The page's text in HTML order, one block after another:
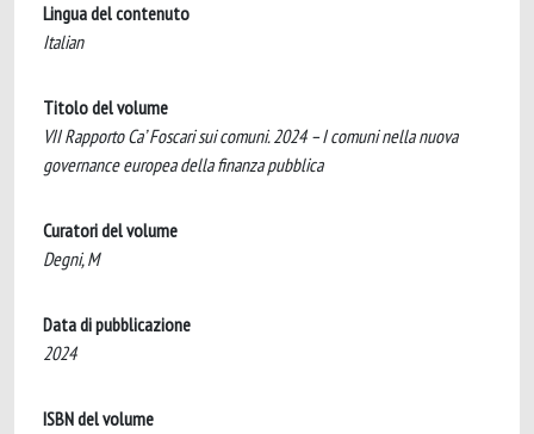
Lingua del contenuto
Italian
Titolo del volume
VII Rapporto Ca’ Foscari sui comuni. 2024 – I comuni nella nuova
governance europea della finanza pubblica
Curatori del volume
Degni, M
Data di pubblicazione
2024
ISBN del volume